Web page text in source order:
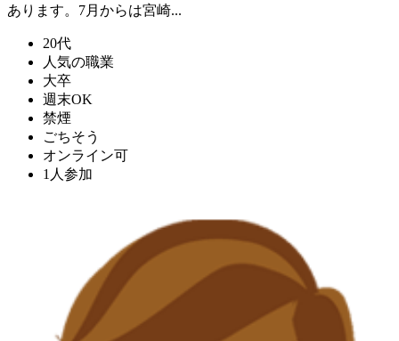
あります。7月からは宮崎...
20代
人気の職業
大卒
週末OK
禁煙
ごちそう
オンライン可
1人参加